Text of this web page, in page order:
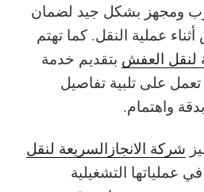
ومجهز بشكل جيد لضمان
عملية النقل. كما تهتم
لنقل العفش بتقديم خدمة
على تلبية تفاصيل
واهتمام.
شركة الانجازالسريعة لنقل
عملياتها التشغيلية